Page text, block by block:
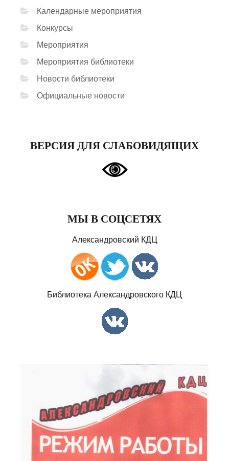
Календарные мероприятия
Конкурсы
Мероприятия
Мероприятия библиотеки
Новости библиотеки
Официальные новости
ВЕРСИЯ ДЛЯ СЛАБОВИДЯЩИХ
МЫ В СОЦСЕТЯХ
Александровский КДЦ
Библиотека Александровского КДЦ